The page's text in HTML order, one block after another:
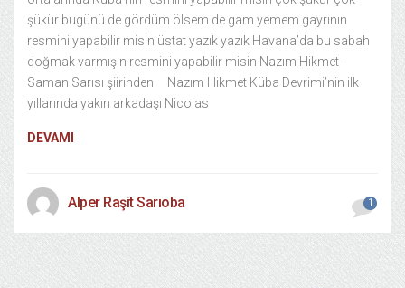
şükür bugünü de gördüm ölsem de gam yemem gayrının
resmini yapabilir misin üstat yazık yazık Havana’da bu sabah
doğmak varmışın resmini yapabilir misin Nazım Hikmet-
Saman Sarısı şiirinden Nazım Hikmet Küba Devrimi’nin ilk
yıllarında yakın arkadaşı Nicolas
DEVAMI
Alper Raşit Sarıoba 1